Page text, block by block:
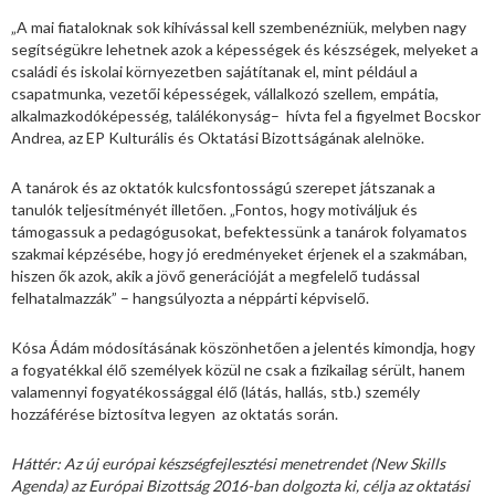
„A mai fiataloknak sok kihívással kell szembenézniük, melyben nagy
segítségükre lehetnek azok a képességek és készségek, melyeket a
családi és iskolai környezetben sajátítanak el, mint például a
csapatmunka, vezetői képességek, vállalkozó szellem, empátia,
alkalmazkodóképesség, találékonyság– hívta fel a figyelmet Bocskor
Andrea, az EP Kulturális és Oktatási Bizottságának alelnöke.
A tanárok és az oktatók kulcsfontosságú szerepet játszanak a
tanulók teljesítményét illetően. „Fontos, hogy motiváljuk és
támogassuk a pedagógusokat, befektessünk a tanárok folyamatos
szakmai képzésébe, hogy jó eredményeket érjenek el a szakmában,
hiszen ők azok, akik a jövő generációját a megfelelő tudással
felhatalmazzák” – hangsúlyozta a néppárti képviselő.
Kósa Ádám módosításának köszönhetően a jelentés kimondja, hogy
a fogyatékkal élő személyek közül ne csak a fizikailag sérült, hanem
valamennyi fogyatékossággal élő (látás, hallás, stb.) személy
hozzáférése biztosítva legyen az oktatás során.
Háttér: Az új európai készségfejlesztési menetrendet (New Skills
Agenda) az Európai Bizottság 2016-ban dolgozta ki, célja az oktatási